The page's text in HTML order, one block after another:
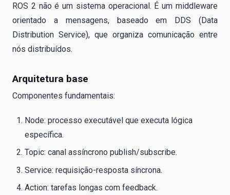
ROS 2 não é um sistema operacional. É um middleware
orientado a mensagens, baseado em DDS (Data
Distribution Service), que organiza comunicação entre
nós distribuídos.
Arquitetura base
Componentes fundamentais:
Node: processo executável que executa lógica
específica.
Topic: canal assíncrono publish/subscribe.
Service: requisição-resposta síncrona.
Action: tarefas longas com feedback.